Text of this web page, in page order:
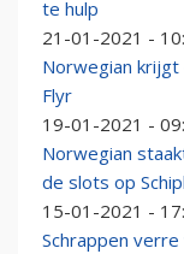
te hulp
21-01-2021 -
Norwegian
Flyr
19-01-2021 -
Norwegian
de slots op
15-01-2021 -
Schrappen